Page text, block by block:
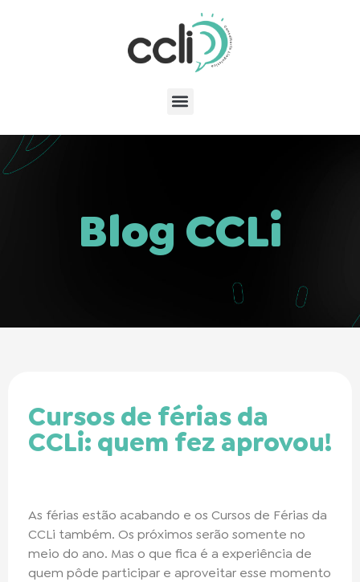
Blog CCLi
Cursos de férias da
CCLi: quem fez aprovou!
As férias estão acabando e os Cursos de Férias da
CCLi também. Os próximos serão somente no
meio do ano. Mas o que fica é a experiência de
quem pôde participar e aproveitar esse momento